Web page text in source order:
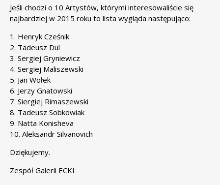
Jeśli chodzi o 10 Artystów, którymi interesowaliście się
najbardziej w 2015 roku to lista wygląda następująco:
1. Henryk Cześnik
2. Tadeusz Dul
3. Sergiej Gryniewicz
4. Sergiej Maliszewski
5. Jan Wołek
6. Jerzy Gnatowski
7. Siergiej Rimaszewski
8. Tadeusz Sobkowiak
9. Natta Konisheva
10. Aleksandr Silvanovich
Dziękujemy.
Zespół Galerii ECKI